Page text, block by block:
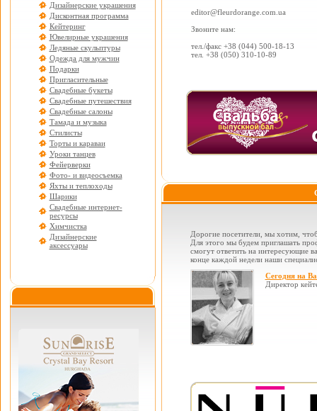
Дизайнерские украшения
Дисконтная программа
Кейтеринг
Ювелирные украшения
Ледяные скульптуры
Одежда для мужчин
Подарки
Пригласительные
Свадебные букеты
Свадебные путешествия
Свадебные салоны
Тамада и музыка
Стилисты
Торты и караваи
Уроки танцев
Фейерверки
Фото- и видеосъемка
Яхты и теплоходы
Шарики
Свадебные интернет-
ресурсы
Химчистка
Дизайнерские
аксессуары
editor@fleurdorange.com.ua
Звоните нам:
тел./факс +38 (044) 500-18-13
тел. +38 (050) 310-10-89
Дорогие посетители, мы хотим,
Для этого мы будем приглашать
смогут ответить на интересующие
конце каждой недели наши
Сегодня на
Директор